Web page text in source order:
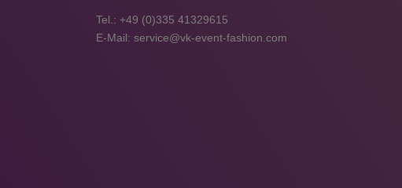
Tel.: +49 (0)335 41329615
E-Mail: service@vk-event-fashion.com